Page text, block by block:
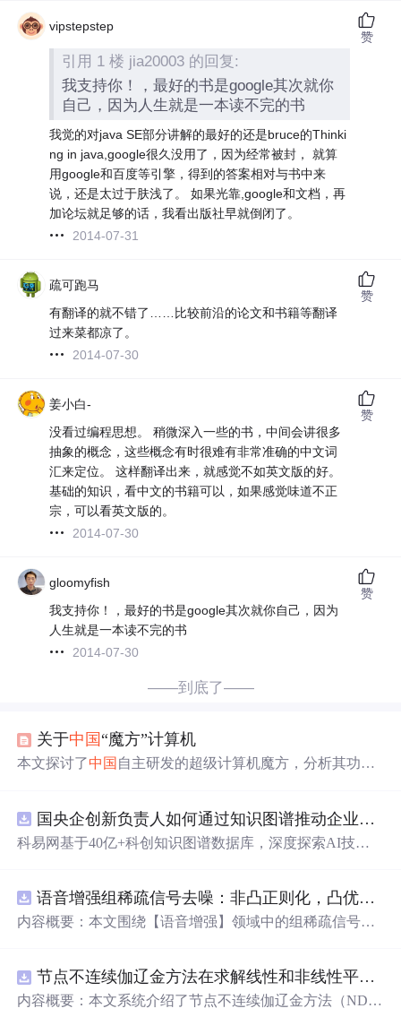
vipstepstep
引用 1 楼 jia20003 的回复:
我支持你！，最好的书是google其次就你
自己，因为人生就是一本读不完的书
我觉的对java SE部分讲解的最好的还是bruce的Thinki
ng in java,google很久没用了，因为经常被封， 就算
用google和百度等引擎，得到的答案相对与书中来
说，还是太过于肤浅了。 如果光靠,google和文档，再
加论坛就足够的话，我看出版社早就倒闭了。
2014-07-31
赞
疏可跑马
有翻译的就不错了……比较前沿的论文和书籍等翻译
过来菜都凉了。
2014-07-30
赞
姜小白-
没看过编程思想。 稍微深入一些的书，中间会讲很多
抽象的概念，这些概念有时很难有非常准确的中文词
汇来定位。 这样翻译出来，就感觉不如英文版的好。
基础的知识，看中文的书籍可以，如果感觉味道不正
宗，可以看英文版的。
2014-07-30
赞
gloomyfish
我支持你！，最好的书是google其次就你自己，因为
人生就是一本读不完的书
2014-07-30
赞
——到底了——
关于中国 “魔方”计算机
本文探讨了中国 自主研发的超级计算机魔方，分析其功
性。
国央企创新负责人如何通过知识图谱推动企业技术创新与外部资源高效对接？.docx
科易网基于40亿+科创知识图谱数据库，深度探索AI技术
新领域的AI+数智化解决方案，推动科技创新与产业创新
智能化发展。
语音增强组稀疏信号去噪：非凸正则化，凸优化研究（Matlab代码实现）
内容概要：本文围绕【语音增强】领域中的组稀疏信号去
文章系统阐述了组稀疏信号模型的构建机制，引入非凸正
则项以更精确地逼近理想稀疏性，克服传统凸正则化在稀
节点不连续伽辽金方法在求解线性和非线性平流方程中的一维实现（Matlab代码实现）
内容概要：本文系统介绍了节点不连续伽辽金方法（ND